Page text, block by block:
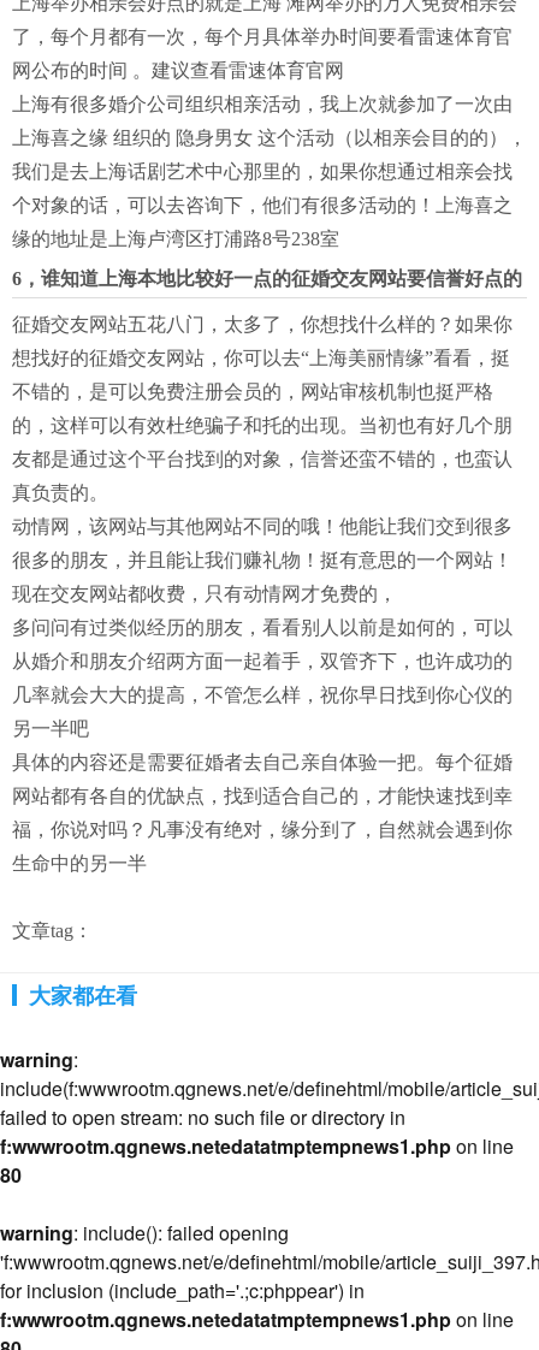
了，每个月都有一次，每个月具体举办时间要看雷速体育官
网公布的时间 。建议查看雷速体育官网
上海有很多婚介公司组织相亲活动，我上次就参加了一次由
上海喜之缘 组织的 隐身男女 这个活动（以相亲会目的的），
我们是去上海话剧艺术中心那里的，如果你想通过相亲会找
个对象的话，可以去咨询下，他们有很多活动的！上海喜之
缘的地址是上海卢湾区打浦路8号238室
6，谁知道上海本地比较好一点的征婚交友网站要信誉好点的
征婚交友网站五花八门，太多了，你想找什么样的？如果你
想找好的征婚交友网站，你可以去“上海美丽情缘”看看，挺
不错的，是可以免费注册会员的，网站审核机制也挺严格
的，这样可以有效杜绝骗子和托的出现。当初也有好几个朋
友都是通过这个平台找到的对象，信誉还蛮不错的，也蛮认
真负责的。
动情网，该网站与其他网站不同的哦！他能让我们交到很多
很多的朋友，并且能让我们赚礼物！挺有意思的一个网站！
现在交友网站都收费，只有动情网才免费的，
多问问有过类似经历的朋友，看看别人以前是如何的，可以
从婚介和朋友介绍两方面一起着手，双管齐下，也许成功的
几率就会大大的提高，不管怎么样，祝你早日找到你心仪的
另一半吧
具体的内容还是需要征婚者去自己亲自体验一把。每个征婚
网站都有各自的优缺点，找到适合自己的，才能快速找到幸
福，你说对吗？凡事没有绝对，缘分到了，自然就会遇到你
生命中的另一半
文章tag：
大家都在看
warning:
include(f:wwwrootm.qgnews.net/e/definehtml/mobile/
failed to open stream: no such file or directory in
f:wwwrootm.qgnews.netedatatmptempnews1.phpon line
80
warning: include(): failed opening
'f:wwwrootm.qgnews.net/e/definehtml/mobile/
for inclusion (include_path='.;c:phppear') in
f:wwwrootm.qgnews.netedatatmptempnews1.phpon line